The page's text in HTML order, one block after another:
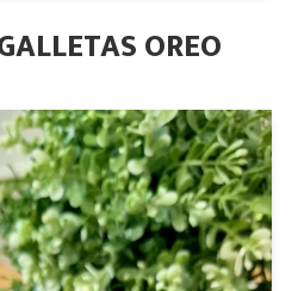
OREO